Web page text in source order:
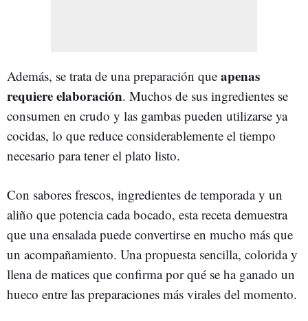
Además, se trata de una preparación que apenas
requiere elaboración. Muchos de sus ingredientes se
consumen en crudo y las gambas pueden utilizarse ya
cocidas, lo que reduce considerablemente el tiempo
necesario para tener el plato listo.
Con sabores frescos, ingredientes de temporada y un
aliño que potencia cada bocado, esta receta demuestra
que una ensalada puede convertirse en mucho más que
un acompañamiento. Una propuesta sencilla, colorida y
llena de matices que confirma por qué se ha ganado un
hueco entre las preparaciones más virales del momento.